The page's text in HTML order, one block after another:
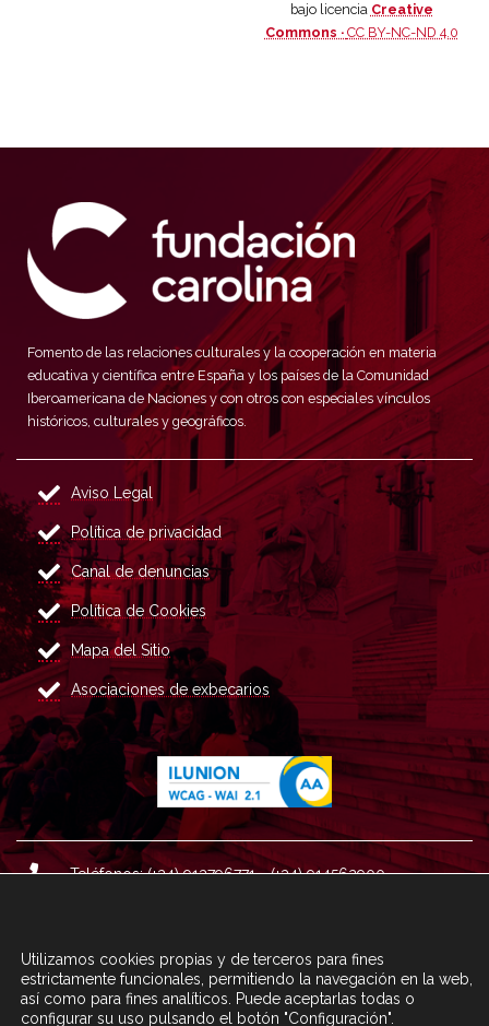
bajo licencia Creative
Commons · CC BY-NC-ND 4.0
Fomento de las relaciones culturales y la cooperación en materia
educativa y científica entre España y los países de la Comunidad
Iberoamericana de Naciones y con otros con especiales vínculos
históricos, culturales y geográficos.
Aviso Legal
Política de privacidad
Canal de denuncias
Política de Cookies
Mapa del Sitio
Asociaciones de exbecarios
Teléfonos: (+34) 913796771 - (+34) 914562900
Correo : informacion@fundacioncarolina.es
Utilizamos cookies propias y de terceros para fines
estrictamente funcionales, permitiendo la navegación en la web,
así como para fines analíticos. Puede aceptarlas todas o
configurar su uso pulsando el botón "Configuración".